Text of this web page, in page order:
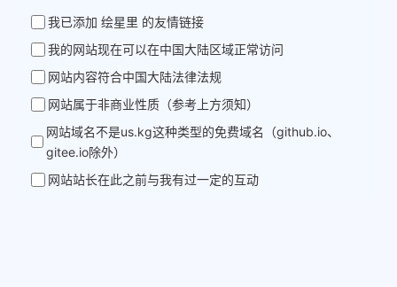
我已添加 绘星里 的友情链接
我的网站现在可以在中国大陆区域正常访问
网站内容符合中国大陆法律法规
网站属于非商业性质（参考上方须知）
网站域名不是us.kg这种类型的免费域名（github.io、
gitee.io除外）
网站站长在此之前与我有过一定的互动